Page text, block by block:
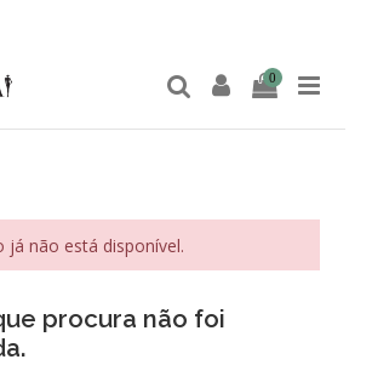
0
já não está disponível.
procura não foi